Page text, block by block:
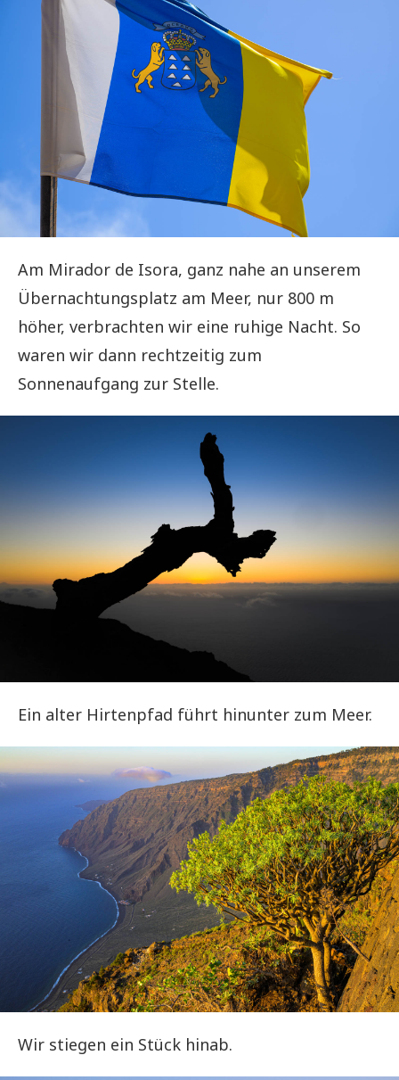
Am Mirador de Isora, ganz nahe an unserem
Übernachtungsplatz am Meer, nur 800 m
höher, verbrachten wir eine ruhige Nacht. So
waren wir dann rechtzeitig zum
Sonnenaufgang zur Stelle.
Ein alter Hirtenpfad führt hinunter zum Meer.
Wir stiegen ein Stück hinab.